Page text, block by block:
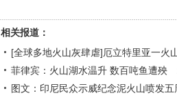
相关报道：
[全球多地火山灰肆虐]厄立特里亚一火
菲律宾：火山湖水温升 数百吨鱼遭殃
图文：印尼民众示威纪念泥火山喷发五